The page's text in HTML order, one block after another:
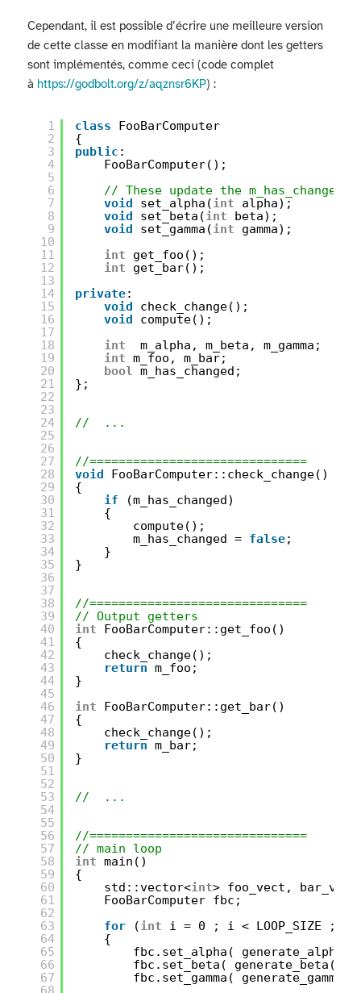
Cependant, il est possible d’écrire une meilleure version
de cette classe en modifiant la manière dont les getters
sont implémentés, comme ceci (code complet
à https://godbolt.org/z/aqznsr6KP) :
1
2
3
4
5
6
7
8
9
10
11
12
13
14
15
16
17
18
19
20
21
22
23
24
25
26
27
28
29
30
31
32
33
34
35
36
37
38
39
40
41
42
43
44
45
46
47
48
49
50
51
52
53
54
55
56
57
58
59
60
61
62
63
64
65
66
67
class
FooBarComputer
{
public :
FooBarComputer();
// These update the
void
set_alpha(int
alpha);
void
set_beta(int
beta);
void
set_gamma(int
gamma);
int
get_foo();
int
get_bar();
private:
void
check_change();
void
compute();
int
m_alpha, m_beta, m_gamma;
int m_foo, m_bar;
bool m_has_changed;
};
//  ...
//==============================
void
FooBarComputer::check_change()
{
if
(m_has_changed)
{
compute();
m_has_changed = false;
}
}
//==============================
// Output getters
int
FooBarComputer::get_foo()
{
check_change();
return m_foo;
}
int
FooBarComputer::get_bar()
{
check_change();
return m_bar;
}
//  ...
//==============================
// main loop
int main()
{
std::vector<int> foo_vect,
FooBarComputer fbc;
for
(int
i = 0 ; i < LOOP_SIZE ;
{
fbc.set_alpha(
fbc.set_beta( generate_beta()
fbc.set_gamma(